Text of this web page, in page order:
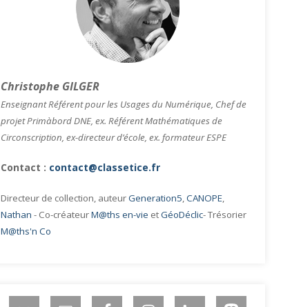
Christophe GILGER
Enseignant Référent pour les Usages du Numérique, Chef de
projet Primàbord DNE, ex. Référent Mathématiques de
Circonscription, ex-directeur d’école, ex. formateur ESPE
Contact : contact@classetice.fr
Directeur de collection, auteurGeneration5,CANOPE,
Nathan - Co-créateurM@ths en-vie etGéoDéclic- Trésorier
M@ths'n Co